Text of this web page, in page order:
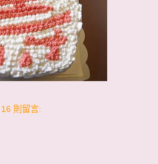
16 則留言: